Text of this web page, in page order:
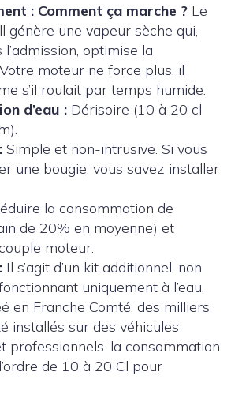
: Comment ça marche ?Le
génère une vapeur sèche qui,
optimise la
moteur ne force plus, il
s’il roulait par temps humide.
d’eau :Dérisoire (10 à 20 cl
Simple et non-intrusive. Si vous
une bougie, vous savez installer
la consommation de
de 20% en moyenne) et
moteur.
Il s’agit d’un kit additionnel, non
uniquement à l’eau.
en Franche Comté, des milliers
installés sur des véhicules
professionnels. la consommation
de 10 à 20 Cl pour